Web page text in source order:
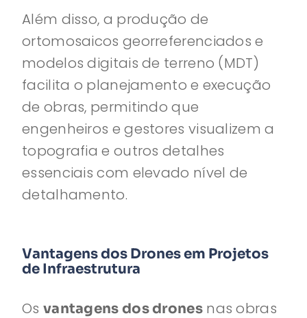
Além disso, a produção de
ortomosaicos georreferenciados e
modelos digitais de terreno (MDT)
facilita o planejamento e execução
de obras, permitindo que
engenheiros e gestores visualizem a
topografia e outros detalhes
essenciais com elevado nível de
detalhamento.
Vantagens dos Drones em Projetos
de Infraestrutura
Os vantagens dos dronesnas obras